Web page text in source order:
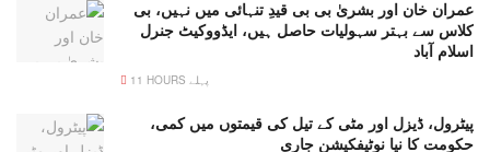
عمران خان اور بشریٰ بی بی قیدِ تنہائی میں نہیں، بی
کلاس سے بہتر سہولیات حاصل ہیں، ایڈووکیٹ جنرل
اسلام آباد
11 HOURS پہلے
پیٹرول، ڈیزل اور مٹی کے تیل کی قیمتوں میں کمی،
حکومت کا نیا نوٹیفکیشن جاری